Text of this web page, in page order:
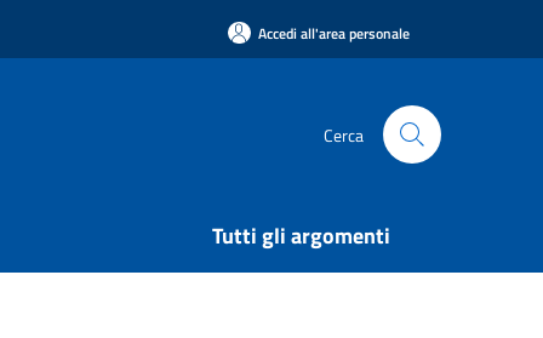
Accedi all'area personale
Cerca
Tutti gli argomenti